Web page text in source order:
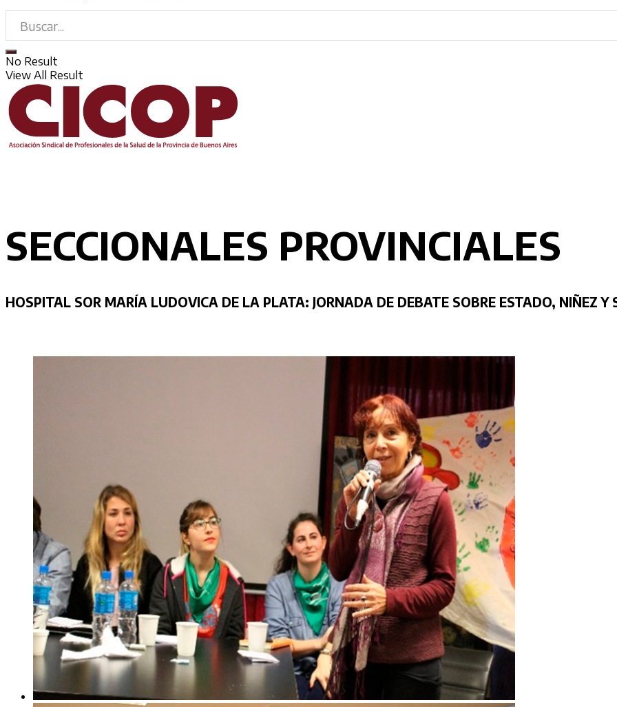
No Result
View All Result
SECCIONALES PROVINCIALES
HOSPITAL SOR MARÍA LUDOVICA DE LA PLATA: JORNADA DE DEBATE SOBRE ESTADO, NIÑEZ Y